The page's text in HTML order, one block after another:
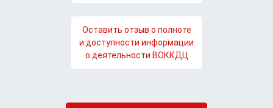
Оставить отзыв о полноте
и доступности информации
о деятельности ВОККДЦ